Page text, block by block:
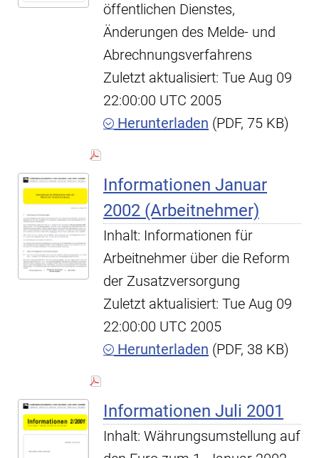
öffentlichen Dienstes,
Änderungen des Melde- und
Abrechnungsverfahrens
Zuletzt aktualisiert: Tue Aug 09
22:00:00 UTC 2005
Herunterladen (PDF, 75 KB)
Informationen Januar
2002 (Arbeitnehmer)
Inhalt: Informationen für
Arbeitnehmer über die Reform
der Zusatzversorgung
Zuletzt aktualisiert: Tue Aug 09
22:00:00 UTC 2005
Herunterladen (PDF, 38 KB)
Informationen Juli 2001
Inhalt: Währungsumstellung auf